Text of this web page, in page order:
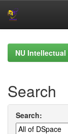
navigation
NU
Search
Search: